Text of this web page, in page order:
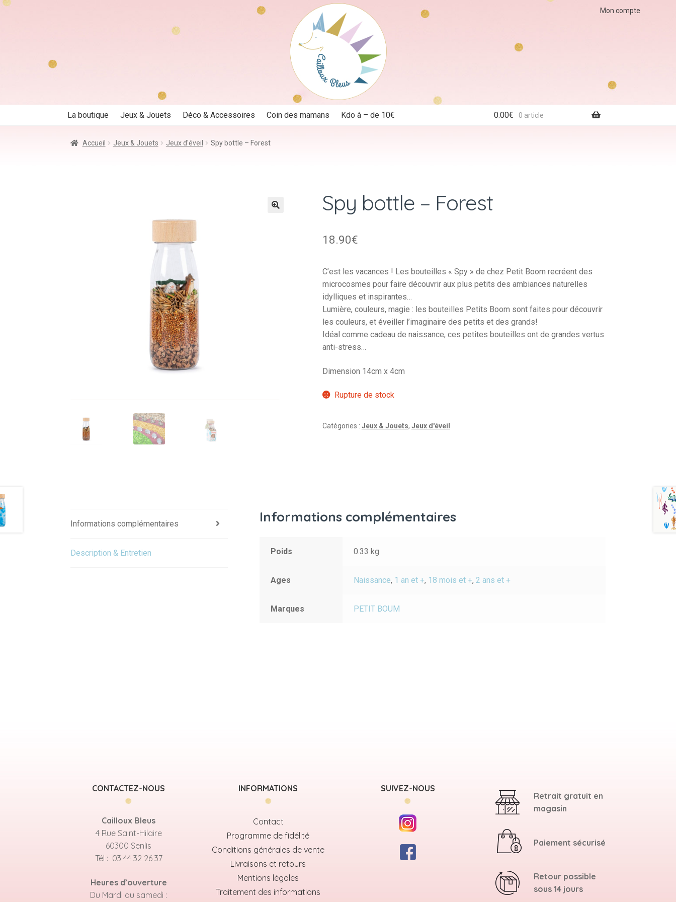
Mon compte
La boutique Jeux & Jouets Déco & Accessoires Coin des mamans Kdo à – de 10€ 0.00€ 0 article
Accueil Jeux & Jouets Jeux d'éveil Spy bottle – Forest
Spy bottle – Forest
18.90€
C’est les vacances ! Les bouteilles « Spy » de chez Petit Boom recréent des
microcosmes pour faire découvrir aux plus petits des ambiances naturelles
idylliques et inspirantes…
Lumière, couleurs, magie : les bouteilles Petits Boom sont faites pour découvrir
les couleurs, et éveiller l’imaginaire des petits et des grands!
Idéal comme cadeau de naissance, ces petites bouteilles ont de grandes vertus
anti-stress…
Dimension 14cm x 4cm
Rupture de stock
Catégories : Jeux & Jouets, Jeux d'éveil
Informations complémentaires
Description & Entretien
Informations complémentaires
Poids 0.33 kg
Ages Naissance, 1 an et +, 18 mois et +,2 ans et +
Marques PETIT BOUM
CONTACTEZ-NOUS
Cailloux Bleus
4 Rue Saint-Hilaire
60300 Senlis
Tél : 03 44 32 26 37
Heures d’ouverture
Du Mardi au samedi :
INFORMATIONS
Contact
Programme de fidélité
Conditions générales de vente
Livraisons et retours
Mentions légales
Traitement des informations
SUIVEZ-NOUS
Retrait gratuit en
magasin
Paiement sécurisé
Retour possible
sous 14 jours